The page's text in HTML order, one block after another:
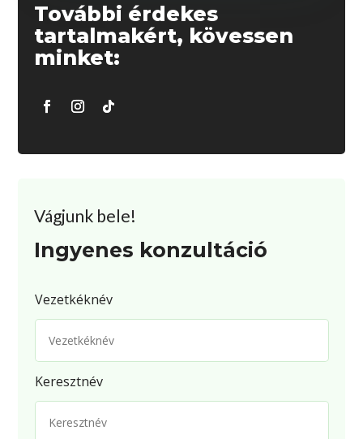
További érdekes
tartalmakért, kövessen
minket:
Vágjunk bele!
Ingyenes konzultáció
Vezetkéknév
Keresztnév